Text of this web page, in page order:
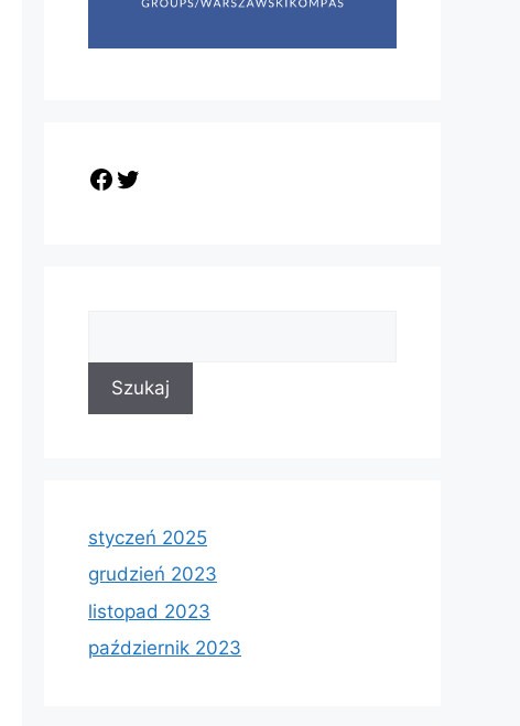
Facebook
Szukaj
styczeń 2025
grudzień 2023
listopad 2023
październik 2023